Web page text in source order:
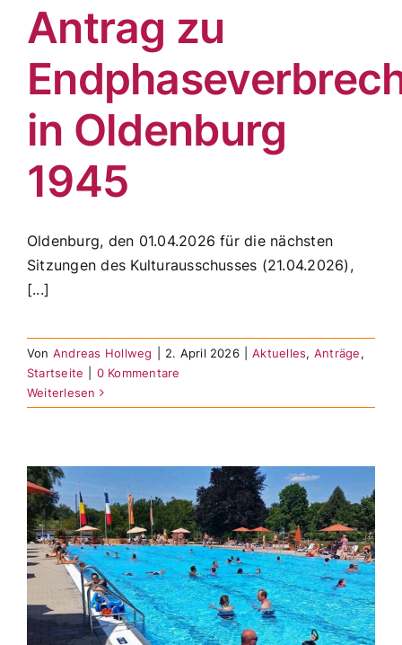
Antrag zu
in Oldenburg
1945
Oldenburg, den 01.04.2026 für die nächsten
Sitzungen des Kulturausschusses (21.04.2026),
[...]
Von Andreas Hollweg 2. April 2026 Aktuelles, Anträge,
Startseite
0 Kommentare
Weiterlesen